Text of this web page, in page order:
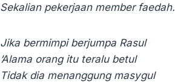
Sekalian pekerjaan member faedah.
Jika bermimpi berjumpa Rasul
‘Alama orang itu teralu betul
Tidak dia menanggung masygul